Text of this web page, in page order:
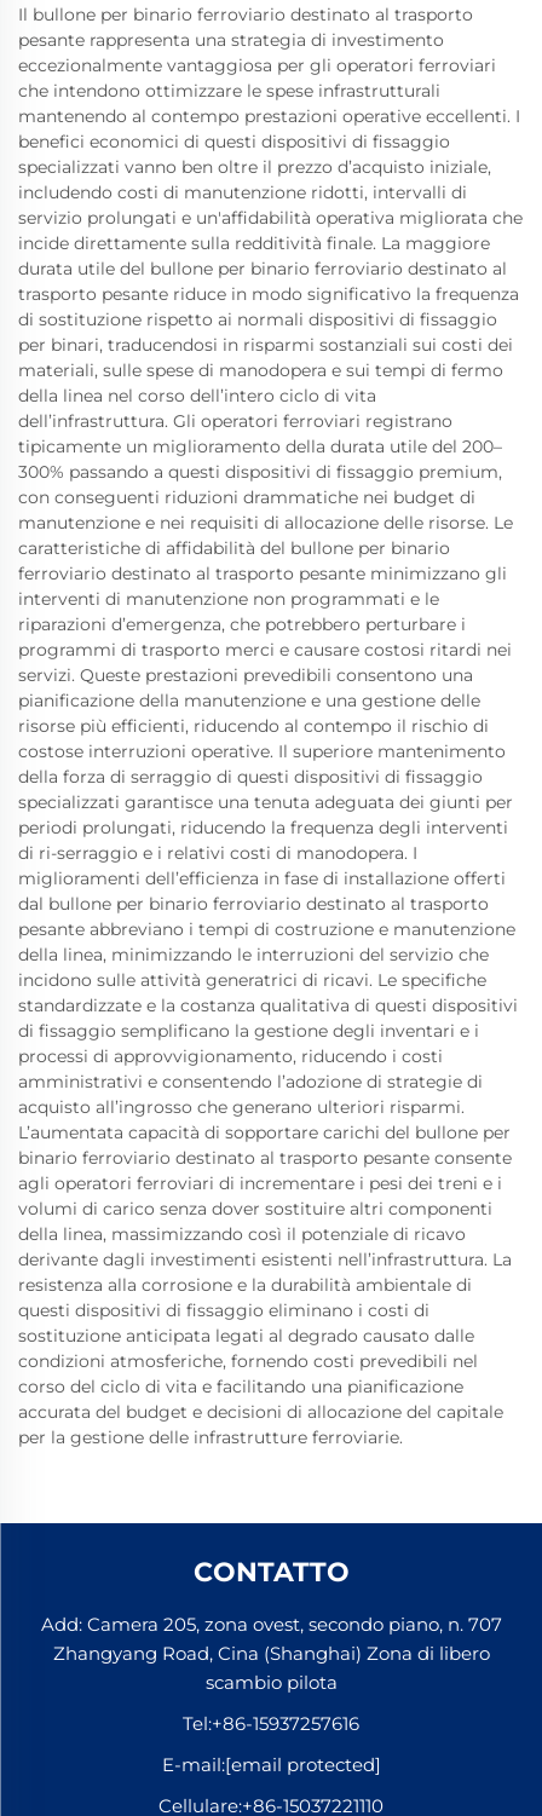
Il bullone per binario ferroviario destinato al trasporto
pesante rappresenta una strategia di investimento
eccezionalmente vantaggiosa per gli operatori ferroviari
che intendono ottimizzare le spese infrastrutturali
mantenendo al contempo prestazioni operative eccellenti. I
benefici economici di questi dispositivi di fissaggio
specializzati vanno ben oltre il prezzo d’acquisto iniziale,
includendo costi di manutenzione ridotti, intervalli di
servizio prolungati e un'affidabilità operativa migliorata che
incide direttamente sulla redditività finale. La maggiore
durata utile del bullone per binario ferroviario destinato al
trasporto pesante riduce in modo significativo la frequenza
di sostituzione rispetto ai normali dispositivi di fissaggio
per binari, traducendosi in risparmi sostanziali sui costi dei
materiali, sulle spese di manodopera e sui tempi di fermo
della linea nel corso dell’intero ciclo di vita
dell’infrastruttura. Gli operatori ferroviari registrano
tipicamente un miglioramento della durata utile del 200–
300% passando a questi dispositivi di fissaggio premium,
con conseguenti riduzioni drammatiche nei budget di
manutenzione e nei requisiti di allocazione delle risorse. Le
caratteristiche di affidabilità del bullone per binario
ferroviario destinato al trasporto pesante minimizzano gli
interventi di manutenzione non programmati e le
riparazioni d’emergenza, che potrebbero perturbare i
programmi di trasporto merci e causare costosi ritardi nei
servizi. Queste prestazioni prevedibili consentono una
pianificazione della manutenzione e una gestione delle
risorse più efficienti, riducendo al contempo il rischio di
costose interruzioni operative. Il superiore mantenimento
della forza di serraggio di questi dispositivi di fissaggio
specializzati garantisce una tenuta adeguata dei giunti per
periodi prolungati, riducendo la frequenza degli interventi
di ri-serraggio e i relativi costi di manodopera. I
miglioramenti dell’efficienza in fase di installazione offerti
dal bullone per binario ferroviario destinato al trasporto
pesante abbreviano i tempi di costruzione e manutenzione
della linea, minimizzando le interruzioni del servizio che
incidono sulle attività generatrici di ricavi. Le specifiche
standardizzate e la costanza qualitativa di questi dispositivi
di fissaggio semplificano la gestione degli inventari e i
processi di approvvigionamento, riducendo i costi
amministrativi e consentendo l’adozione di strategie di
acquisto all’ingrosso che generano ulteriori risparmi.
L’aumentata capacità di sopportare carichi del bullone per
binario ferroviario destinato al trasporto pesante consente
agli operatori ferroviari di incrementare i pesi dei treni e i
volumi di carico senza dover sostituire altri componenti
della linea, massimizzando così il potenziale di ricavo
derivante dagli investimenti esistenti nell’infrastruttura. La
resistenza alla corrosione e la durabilità ambientale di
questi dispositivi di fissaggio eliminano i costi di
sostituzione anticipata legati al degrado causato dalle
condizioni atmosferiche, fornendo costi prevedibili nel
corso del ciclo di vita e facilitando una pianificazione
accurata del budget e decisioni di allocazione del capitale
per la gestione delle infrastrutture ferroviarie.
CONTATTO
Add: Camera 205, zona ovest, secondo piano, n. 707
Zhangyang Road, Cina (Shanghai) Zona di libero
scambio pilota
Tel:+86-15937257616
E-mail:[email protected]
Cellulare:+86-15037221110